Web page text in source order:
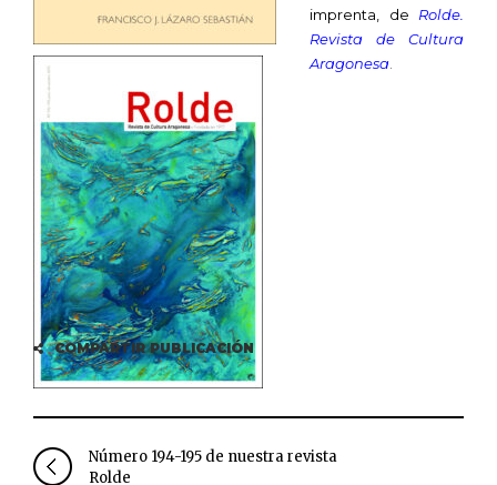
imprenta, de
Rolde.
Revista de Cultura
Aragonesa
COMPARTIR PUBLICACIÓN
Número 194-195 de nuestra revista
Rolde